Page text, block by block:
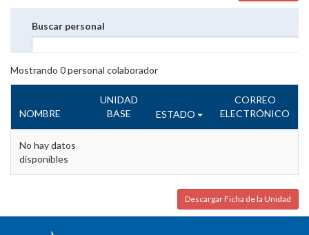
Buscar personal
Mostrando 0personal colaborador
NOMBRE
UNIDAD
BASE
ESTADO
CORREO
ELECTRÓNICO
No hay datos
disponibles
Descargar Ficha de la Unidad